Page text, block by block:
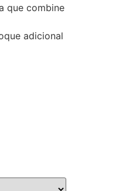
que combine
adicional